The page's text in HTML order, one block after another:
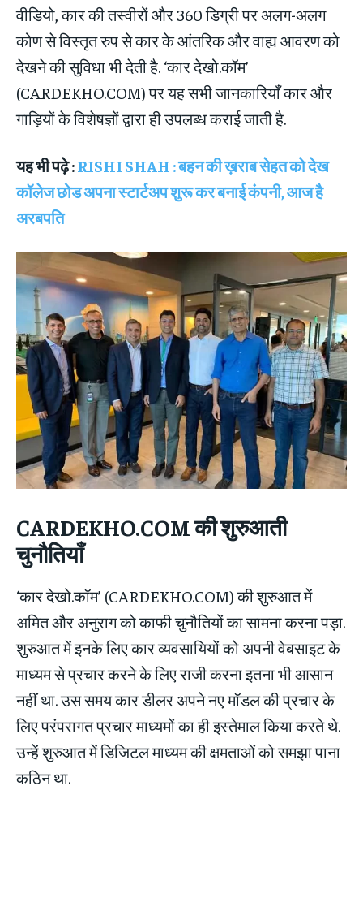
वीडियो, कार की तस्वीरों और 360 डिग्री पर अलग-अलग
कोण से विस्तृत रुप से कार के आंतरिक और वाह्य आवरण को
देखने की सुविधा भी देती है. ‘कार देखो.कॉम’
(CARDEKHO.COM) पर यह सभी जानकारियाँ कार और
गाड़ियों के विशेषज्ञों द्वारा ही उपलब्ध कराई जाती है.
यह भी पढ़े :RISHI SHAH : बहन की ख़राब सेहत को देख
कॉलेज छोड अपना स्टार्टअप शुरू कर बनाई कंपनी, आज है
अरबपति
CARDEKHO.COMकी शुरुआती
चुनौतियाँ
‘कार देखो.कॉम’ (CARDEKHO.COM) की शुरुआत में
अमित और अनुराग को काफी चुनौतियों का सामना करना पड़ा.
शुरुआत में इनके लिए कार व्यवसायियों को अपनी वेबसाइट के
माध्यम से प्रचार करने के लिए राजी करना इतना भी आसान
नहीं था. उस समय कार डीलर अपने नए मॉडल की प्रचार के
लिए परंपरागत प्रचार माध्यमों का ही इस्तेमाल किया करते थे.
उन्हें शुरुआत में डिजिटल माध्यम की क्षमताओं को समझा पाना
कठिन था.